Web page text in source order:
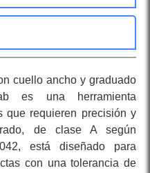
cuello ancho y graduado
es una herramienta
que requieren precisión y
de clase A según
está diseñado para
con una tolerancia de